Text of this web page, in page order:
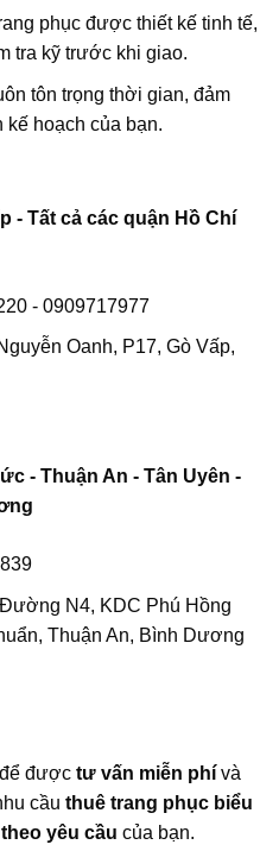
phục được thiết kế tinh tế,
tra kỹ trước khi giao.
tôn trọng thời gian, đảm
kế hoạch của bạn.
- Tất cả các quận Hồ Chí
- 0909717977
Oanh, P17, Gò Vấp,
- Thuận An - Tân Uyên -
N4, KDC Phú Hồng
Thuận An, Bình Dương
được tư vấn miễn phí và
cầu thuê trang phục biểu
yêu cầu của bạn.